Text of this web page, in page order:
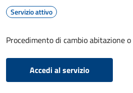
Servizio attivo
Procedimento di cambio abitazione
Accedi al servizio